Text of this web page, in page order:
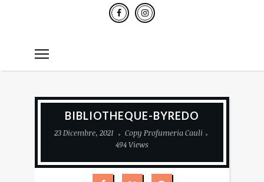
BIBLIOTHEQUE-BYREDO
23 Dicembre, 2021
Copy Profumeria Cauli
494 Views